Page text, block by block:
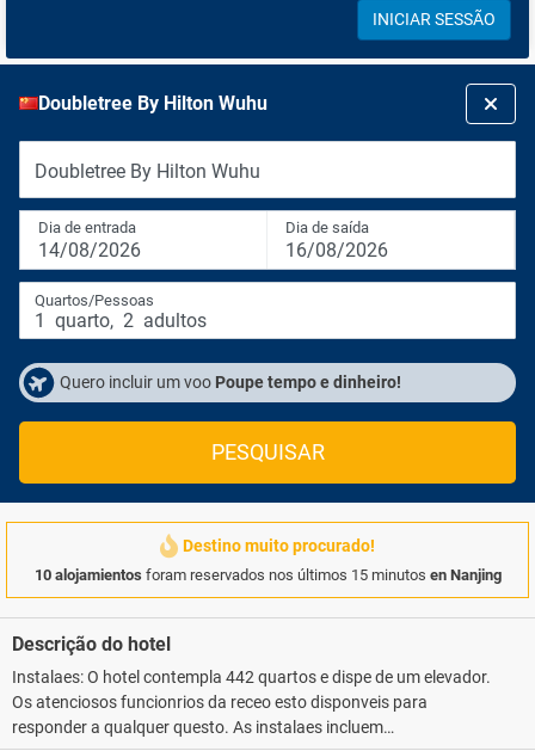
INICIAR SESSÃO
Doubletree By Hilton Wuhu
Doubletree By Hilton Wuhu
Dia de entrada
14/08/2026
Dia de saída
16/08/2026
Quartos/Pessoas
1 quarto, 2 adultos
Quero incluir um voo Poupe tempo e dinheiro!
PESQUISAR
Destino muito procurado!
10 alojamientos foram reservados nos últimos 15 minutos en Nanjing
Descrição do hotel
Instalaes: O hotel contempla 442 quartos e dispe de um elevador.
Os atenciosos funcionrios da receo esto disponveis para
responder a qualquer questo. As instalaes incluem